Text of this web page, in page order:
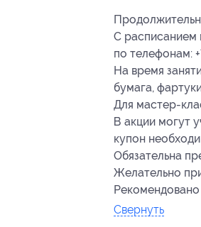
С расписанием
по телефонам:
На время
бумага,
Для мастер-
В акции могут
купон
Обязательна
Желательно
Свернуть